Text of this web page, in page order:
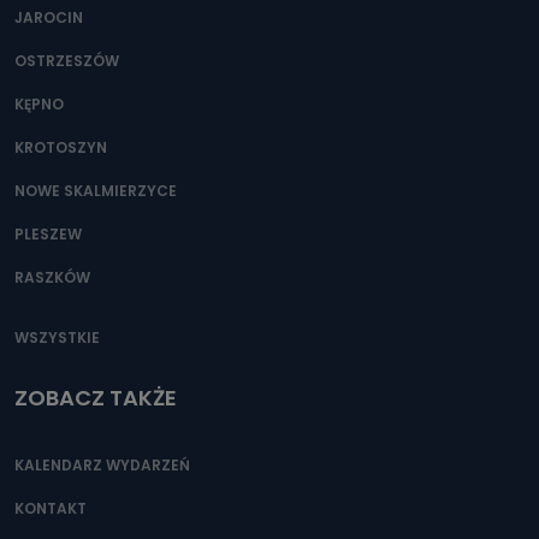
e-mailowo pod adresem: poczta@tvproart.pl
JAROCIN
OSTRZESZÓW
KĘPNO
KROTOSZYN
NOWE SKALMIERZYCE
PLESZEW
RASZKÓW
WSZYSTKIE
ZOBACZ TAKŻE
KALENDARZ WYDARZEŃ
KONTAKT